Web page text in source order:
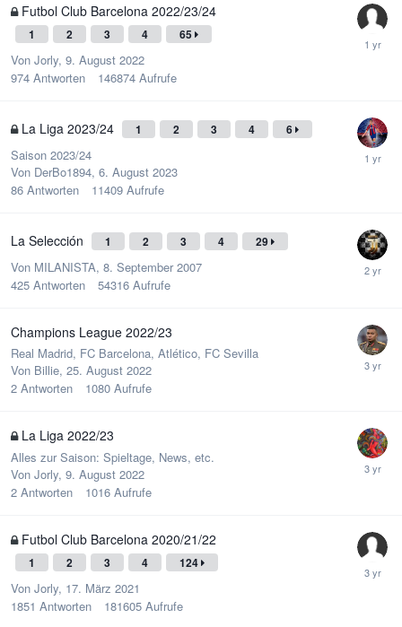
Futbol Club Barcelona 2022/23/24
1 2 3 4 65
Von Jorly, 9. August 2022
974 Antworten 146874 Aufrufe
La Liga 2023/24 1 2 3 4 6
Saison 2023/24
Von DerBo1894, 6. August 2023
86 Antworten 11409 Aufrufe
La Selección 1 2 3 4 29
Von MILANISTA, 8. September 2007
425 Antworten 54316 Aufrufe
Champions League 2022/23
Real Madrid, FC Barcelona, Atlético, FC Sevilla
Von Billie, 25. August 2022
2 Antworten 1080 Aufrufe
La Liga 2022/23
Alles zur Saison: Spieltage, News, etc.
Von Jorly, 9. August 2022
2 Antworten 1016 Aufrufe
Futbol Club Barcelona 2020/21/22
1 2 3 4 124
Von Jorly, 17. März 2021
1851 Antworten 181605 Aufrufe